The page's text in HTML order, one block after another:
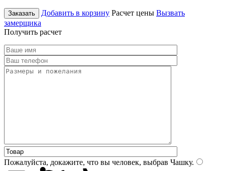
Заказать Добавить в корзину Расчет цены Вызвать
замерщика
Получить расчет
Пожалуйста, докажите, что вы человек, выбрав Чашку.